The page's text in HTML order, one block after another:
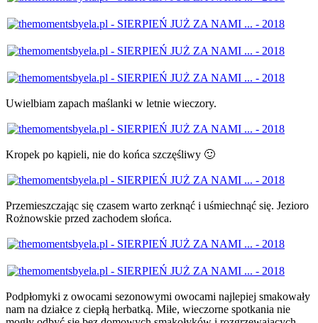
Uwielbiam zapach maślanki w letnie wieczory.
Kropek po kąpieli, nie do końca szczęśliwy 🙂
Przemieszczając się czasem warto zerknąć i uśmiechnąć się. Jezioro
Rożnowskie przed zachodem słońca.
Podpłomyki z owocami sezonowymi owocami najlepiej smakowały
nam na działce z ciepłą herbatką. Miłe, wieczorne spotkania nie